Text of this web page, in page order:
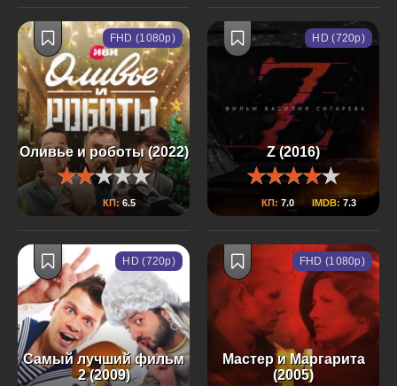
Оливье и роботы (2022)
КП:6.5
FHD (1080p)
Z (2016)
КП: 7.0 IMDB:7.3
HD (720p)
Самый лучший фильм
2 (2009)
HD (720p)
Мастер и Маргарита
(2005)
FHD (1080p)